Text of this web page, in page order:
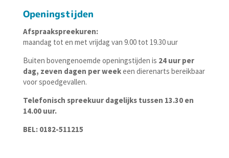
Openingstijden
Afspraakspreekuren:
maandag tot en met vrijdag van 9.00 tot 19.30 uur
Buiten bovengenoemde openingstijden is 24 uur per
dag, zeven dagen per weekeen dierenarts bereikbaar
voorspoedgevallen.
Telefonisch spreekuur dagelijks tussen 13.30 en
14.00 uur.
BEL: 0182-511215